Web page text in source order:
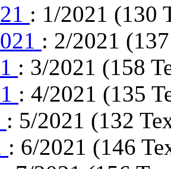
: 1/2021 (130
: 2/2021
: 3/2021 (158
: 4/2021 (135
: 5/2021 (132
: 6/2021 (146